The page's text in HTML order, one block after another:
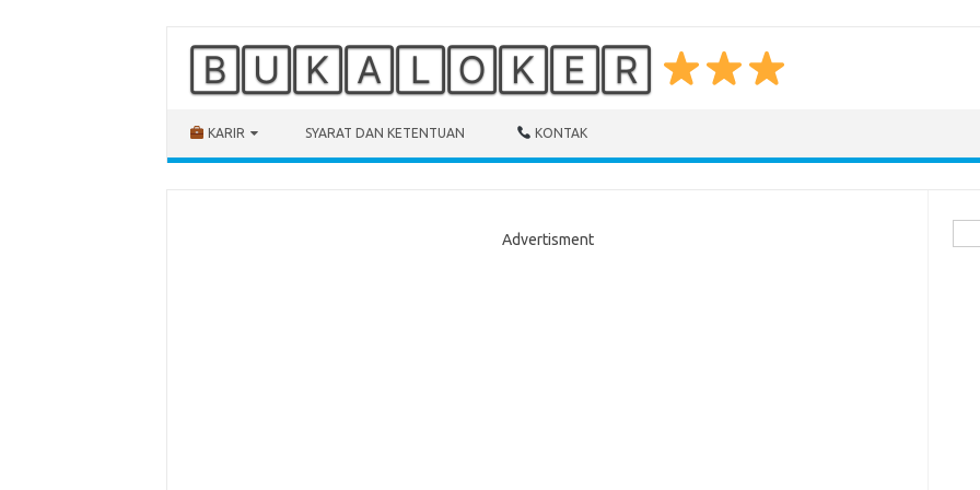
🄱🅄🄺🄰🄻🄾🄺🄴🅁
KARIR SYARAT DAN KETENTUAN KONTAK
Advertisment
Cari